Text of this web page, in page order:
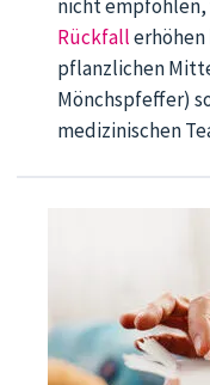
nicht empfohlen,
Rückfallerhöhen
pflanzlichen
Mönchspfeffer)
medizinischen